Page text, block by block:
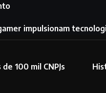
impulsionam
100 mil CNPJs